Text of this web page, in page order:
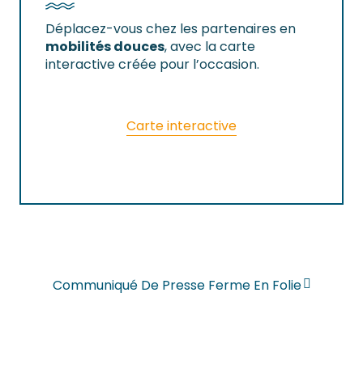
Déplacez-vous chez les partenaires en
mobilités douces, avec la carte
interactive créée pour l’occasion.
Carte interactive
Communiqué De Presse Ferme En Folie